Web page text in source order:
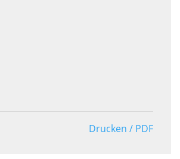
Drucken / PDF